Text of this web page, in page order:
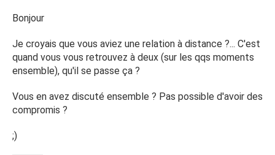
Bonjour
Je croyais que vous aviez une relation à distance ?... C'est
quand vous vous retrouvez à deux (sur les qqs moments
ensemble), qu'il se passe ça ?
Vous en avez discuté ensemble ? Pas possible d'avoir des
compromis ?
;)